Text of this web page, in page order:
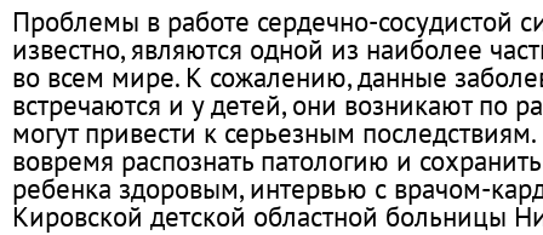
Проблемы в работе сердечно-сосудистой
известно, являются одной из наиболее
во всем мире. К сожалению, данные
встречаются и у детей, они возникают по
могут привести к серьезным
вовремя распознать патологию и
ребенка здоровым, интервью с врачом-
Кировской детской областной больницы